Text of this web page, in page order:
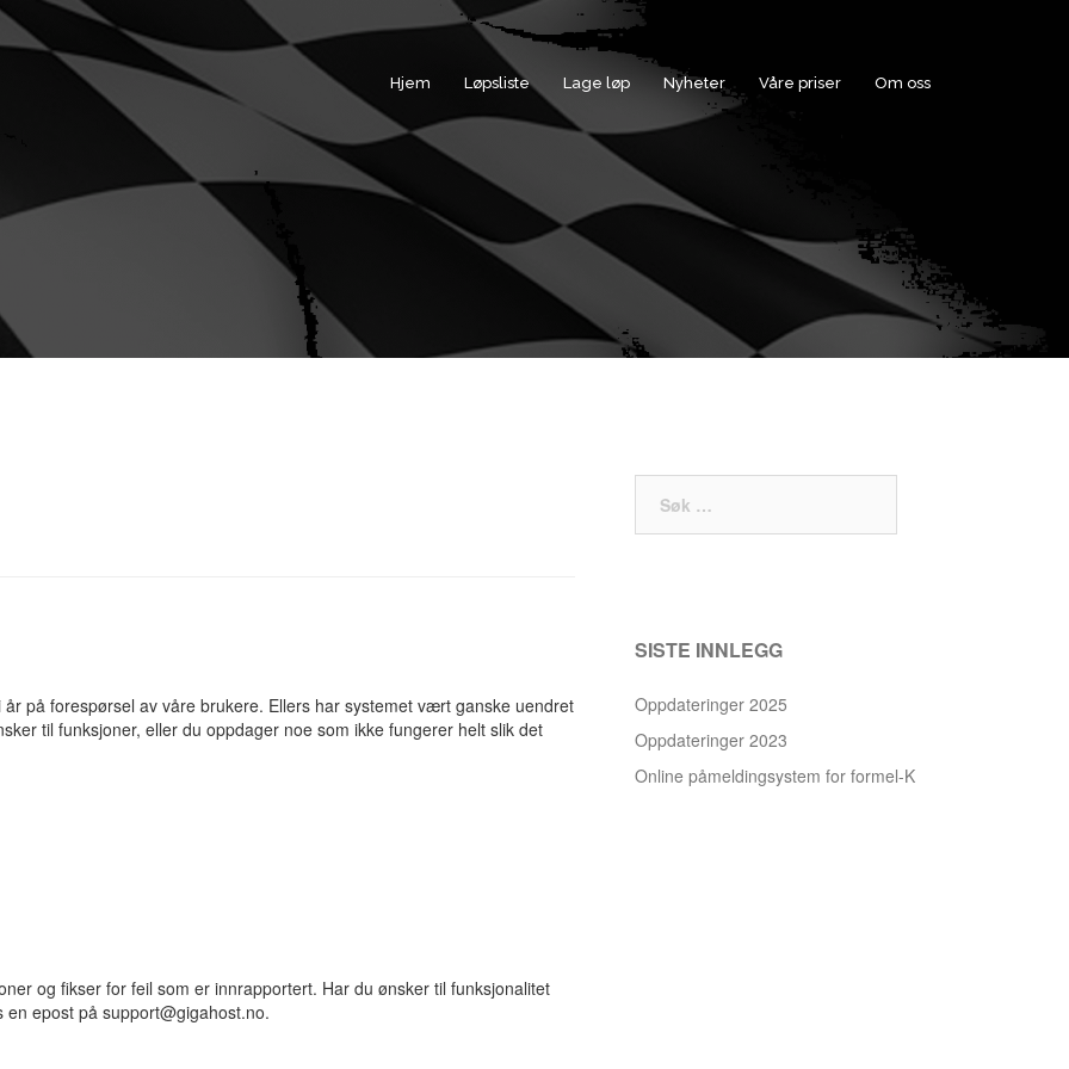
Hjem Løpsliste Lage løp Nyheter Våre priser Om oss
på forespørsel av våre brukere. Ellers har systemet vært ganske uendret
til funksjoner, eller du oppdager noe som ikke fungerer helt slik det
og fikser for feil som er innrapportert. Har du ønsker til funksjonalitet
epost på support@gigahost.no.
etter:
SISTE INNLEGG
Oppdateringer 2025
Oppdateringer 2023
Online påmeldingsystem for formel-K